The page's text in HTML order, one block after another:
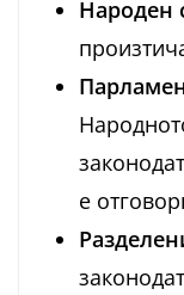
Народен
е